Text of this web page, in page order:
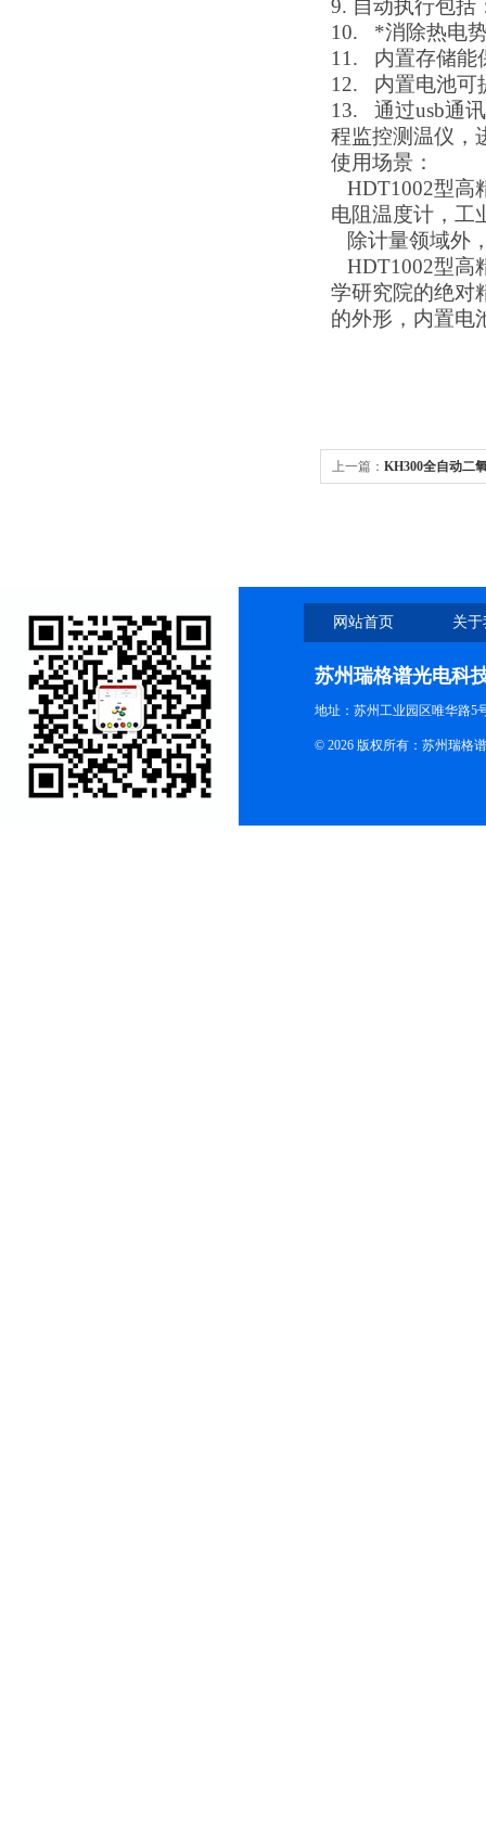
9. 自动执行包括
10.
*消除热电
11.
内置存储能
12.
内置电池可
13.
通过usb通
程监控测温仪，
使用场景：
HDT1002型高
电阻温度计，工
除计量领域外
HDT1002型高
学研究院的绝对
的外形，内置电
上一篇： KH300全自动二
网站首页 关
苏州瑞格谱光电科
地址：苏州工业园区唯华路5
© 2026 版权所有：苏州瑞格